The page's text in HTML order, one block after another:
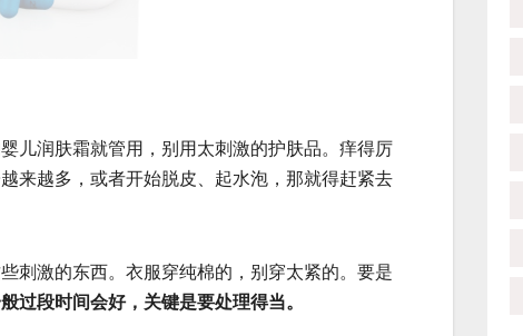
润肤霜就管用，别用太刺激的护肤品。痒得厉
来越多，或者开始脱皮、起水泡，那就得赶紧去
激的东西。衣服穿纯棉的，别穿太紧的。要是
过段时间会好，关键是要处理得当。